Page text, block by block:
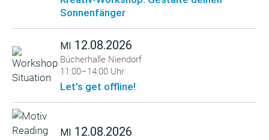
Sonnenfänger
MI 12.08.2026
Bücherhalle Niendorf
11:00–14:00 Uhr
Let's get offline!
MI 12.08.2026